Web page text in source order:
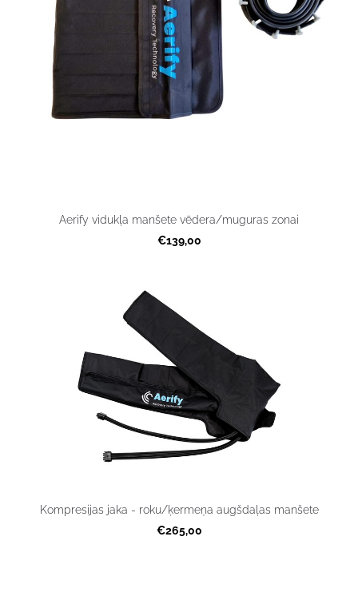
Aerify vidukļa manšete vēdera/muguras zonai
€139,00
Kompresijas jaka - roku/ķermeņa augšdaļas manšete
€265,00